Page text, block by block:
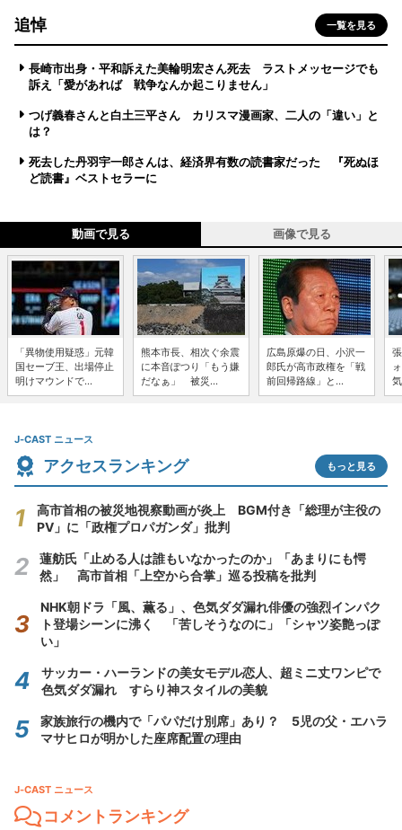
追悼 一覧を見る
長崎市出身・平和訴えた美輪明宏さん死去 ラストメッセージでも
訴え「愛があれば 戦争なんか起こりません」
つげ義春さんと白土三平さん カリスマ漫画家、二人の「違い」と
は？
死去した丹羽宇一郎さんは、経済界有数の読書家だった 『死ぬほ
ど読書』ベストセラーに
動画で見る 画像で見る
「異物使用疑惑」元韓
国セーブ王、出場停止
明けマウンドで...
熊本市長、相次ぐ余震
に本音ぽつり「もう嫌
だなぁ」 被災...
広島原爆の日、小沢一
郎氏が高市政権を「戦
前回帰路線」と...
J-CAST ニュース
アクセスランキング もっと見る
高市首相の被災地視察動画が炎上 BGM付き「総理が主役の
PV」に「政権プロパガンダ」批判
蓮舫氏「止める人は誰もいなかったのか」「あまりにも愕
然」 高市首相「上空から合掌」巡る投稿を批判
NHK朝ドラ「風、薫る」、色気ダダ漏れ俳優の強烈インパク
ト登場シーンに沸く 「苦しそうなのに」「シャツ姿艶っぽ
い」
サッカー・ハーランドの美女モデル恋人、超ミニ丈ワンピで
色気ダダ漏れ すらり神スタイルの美貌
家族旅行の機内で「パパだけ別席」あり？ 5児の父・エハラ
マサヒロが明かした座席配置の理由
J-CAST ニュース
コメントランキング